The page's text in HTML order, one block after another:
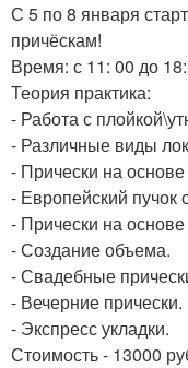
С 5 по 8 января
причёскам!
Время: с 11: 00 до
Теория практика:
- Работа с
- Различные виды
- Прически на
- Европейский пучок
- Прически на
- Создание объема.
- Свадебные
- Вечерние прически.
- Экспресс укладки.
Стоимость - 13000